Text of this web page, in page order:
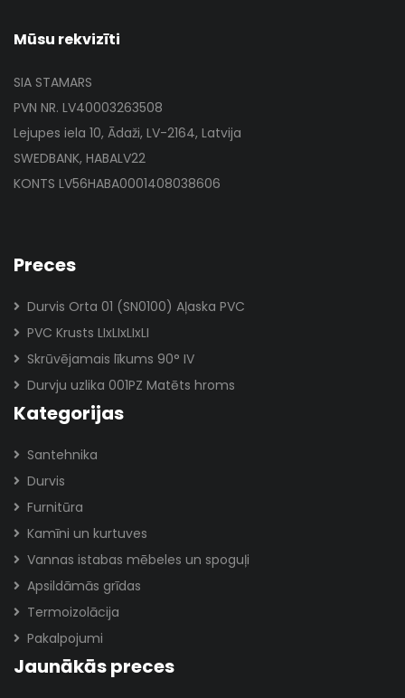
Mūsu rekvizīti
SIA STAMARS
PVN NR. LV40003263508
Lejupes iela 10, Ādaži, LV-2164, Latvija
SWEDBANK, HABALV22
KONTS LV56HABA0001408038606
Preces
Durvis Orta 01 (SN0100) Aļaska PVC
PVC Krusts LIxLIxLIxLI
Skrūvējamais līkums 90° IV
Durvju uzlika 001PZ Matēts hroms
Kategorijas
Santehnika
Durvis
Furnitūra
Kamīni un kurtuves
Vannas istabas mēbeles un spoguļi
Apsildāmās grīdas
Termoizolācija
Pakalpojumi
Jaunākās preces